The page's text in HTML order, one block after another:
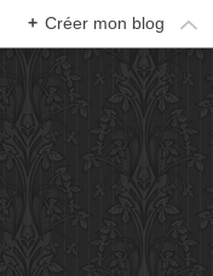
+ Créer mon blog